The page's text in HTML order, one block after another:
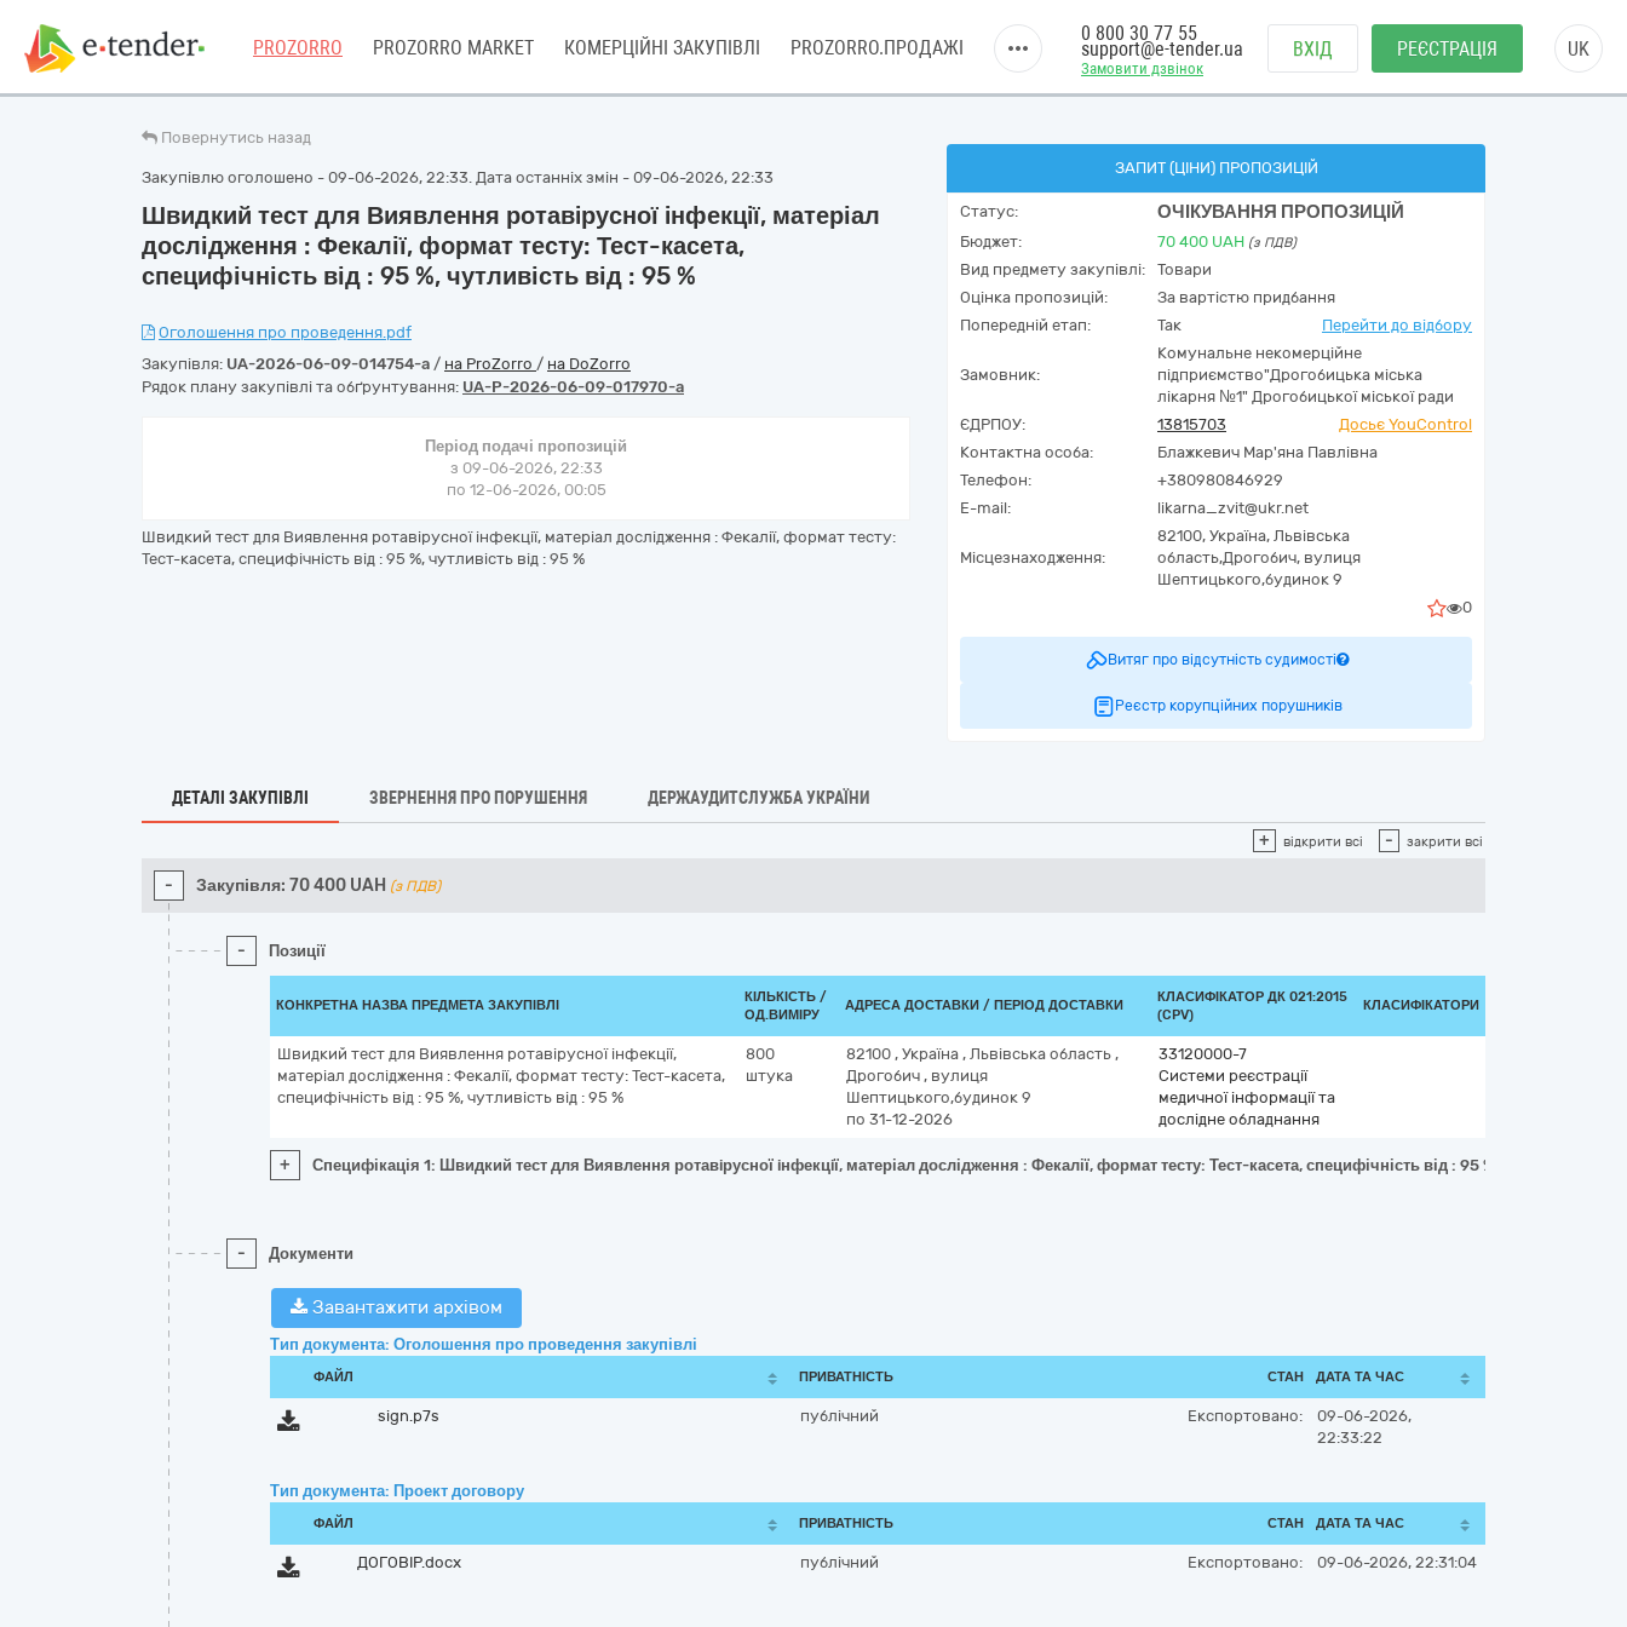
PROZORRO PROZORRO MARKET КОМЕРЦІЙНІ ЗАКУПІВЛІ PROZORRO.ПРОДАЖІ
Замовити дзвінок
0 800 30 77 55
support@e-tender.ua ВХІД РЕЄСТРАЦІЯ UK
Повернутись назад
Закупівлю оголошено - 09-06-2026, 22:33. Дата останніх змін - 09-06-2026, 22:33
Швидкий тест для Виявлення ротавiрусної iнфекцiї, матеріал
дослідження : Фекалії, формат тесту: Тест-касета,
специфічність від : 95 %, чутливість від : 95 %
Оголошення про проведення.pdf
Закупівля: UA-2026-06-09-014754-a / на ProZorro / на DoZorro
Рядок плану закупівлі та обґрунтування: UA-P-2026-06-09-017970-a
Період подачі пропозицій
з 09-06-2026, 22:33
по 12-06-2026, 00:05
Швидкий тест для Виявлення ротавiрусної iнфекцiї, матеріал дослідження : Фекалії, формат тесту:
Тест-касета, специфічність від : 95 %, чутливість від : 95 %
ЗАПИТ (ЦІНИ) ПРОПОЗИЦІЙ
Статус: ОЧІКУВАННЯ ПРОПОЗИЦІЙ
Бюджет: 70 400 UAH (з ПДВ)
Вид предмету закупівлі:
Товари
Оцінка пропозицій:
За вартістю придбання
Попередній етап:
Так Перейти до відбору
Замовник:
Комунальне некомерційне
підприємство"Дрогобицька міська
лікарня №1" Дрогобицької міської ради
ЄДРПОУ:
13815703
Досьє YouControl
Контактна особа:
Блажкевич Мар'яна Павлівна
Телефон:
+380980846929
E-mail:
likarna_zvit@ukr.net
Місцезнаходження:
82100, Україна, Львівська
область,Дрогобич, вулиця
Шептицького,будинок 9
0
Витяг про відсутність судимості
Реєстр корупційних порушників
ДЕТАЛІ ЗАКУПІВЛІ ЗВЕРНЕННЯ ПРО ПОРУШЕННЯ ДЕРЖАУДИТСЛУЖБА УКРАЇНИ
+ відкрити всі - закрити всі
- Закупівля: 70 400 UAH (з ПДВ)
- Позиції
КОНКРЕТНА НАЗВА ПРЕДМЕТА ЗАКУПІВЛІ
КІЛЬКІСТЬ /
ОД.ВИМІРУ
АДРЕСА ДОСТАВКИ / ПЕРІОД ДОСТАВКИ
КЛАСИФІКАТОР ДК 021:2015
(CPV)
КЛАСИФІКАТОРИ
Швидкий тест для Виявлення ротавiрусної iнфекцiї,
матеріал дослідження : Фекалії, формат тесту: Тест-касета,
специфічність від : 95 %, чутливість від : 95 %
800
штука
82100 , Україна , Львівська область ,
Дрогобич , вулиця
Шептицького,будинок 9
по 31-12-2026
33120000-7
Системи реєстрації
медичної інформації та
дослідне обладнання
+ Специфікація 1: Швидкий тест для Виявлення ротавiрусної iнфекцiї, матеріал дослідження : Фекалії, формат тесту: Тест-касета, специфічність від : 95 %, чутливість від :
- Документи
Завантажити архівом
Тип документа: Оголошення про проведення закупівлі
ФАЙЛ ПРИВАТНІСТЬ СТАН ДАТА ТА ЧАС
sign.p7s публічний Експортовано:
09-06-2026,
22:33:22
Тип документа: Проект договору
ФАЙЛ ПРИВАТНІСТЬ СТАН ДАТА ТА ЧАС
ДОГОВІР.docx публічний Експортовано: 09-06-2026, 22:31:04